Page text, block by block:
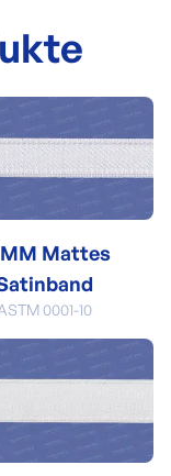
MM Mattes
0001-10